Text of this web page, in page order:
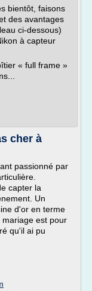
bientôt, faisons
des avantages
ci-dessous)
à capteur
« full frame »
cher à
passionné par
capter la
Un
d'or en terme
est pour
qu'il ai pu